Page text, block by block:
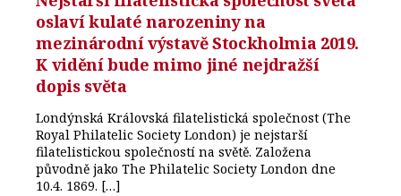
oslaví kulaté narozeniny na
mezinárodní výstavě Stockholmia 2019.
K vidění bude mimo jiné nejdražší
dopis světa
Londýnská Královská filatelistická společnost (The
Royal Philatelic Society London) je nejstarší
filatelistickou společností na světě. Založena
původně jako The Philatelic Society London dne
10.4. 1869. […]